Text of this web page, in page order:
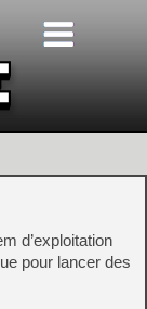
d’exploitation
pour lancer des